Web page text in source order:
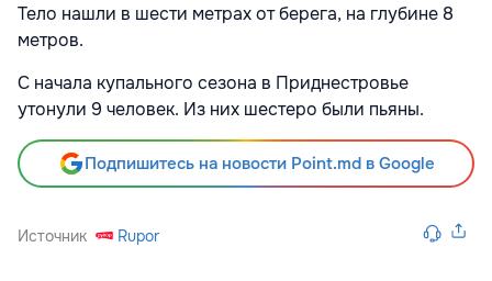
Тело нашли в шести метрах от берега, на глубине 8
метров.
С начала купального сезона в Приднестровье
утонули 9 человек. Из них шестеро были пьяны.
Подпишитесь на новости Point.md в Google
Источник Rupor